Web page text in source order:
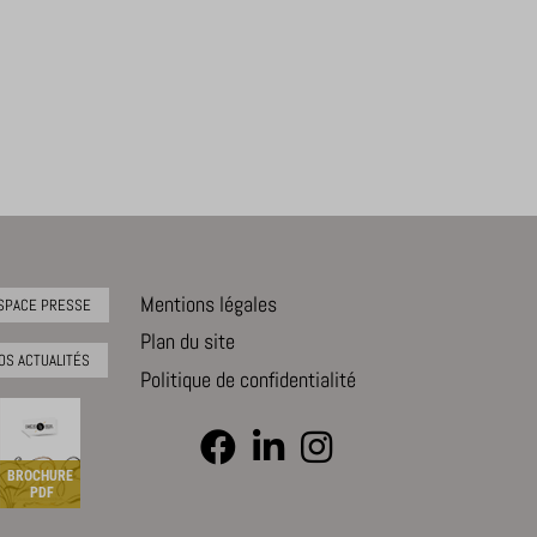
PRESSE
ACTUALITÉS
BROCHURE
PDF
Mentions légales
Plan du site
Politique de confidentialité